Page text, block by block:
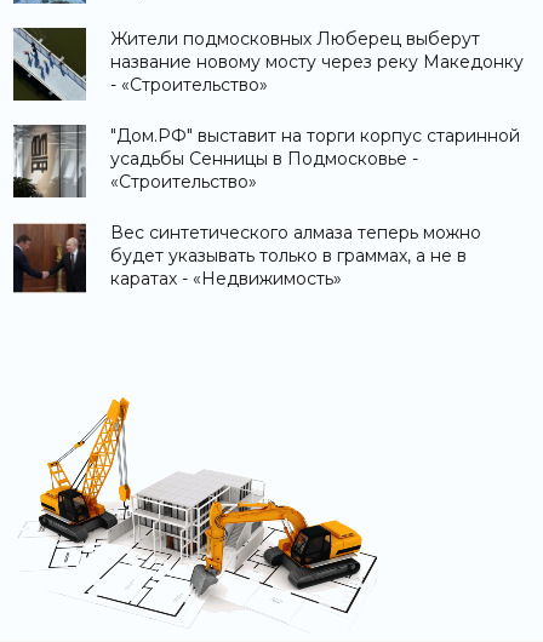
Жители подмосковных Люберец выберут
название новому мосту через реку Македонку
- «Строительство»
"Дом.РФ" выставит на торги корпус старинной
усадьбы Сенницы в Подмосковье -
«Строительство»
Вес синтетического алмаза теперь можно
будет указывать только в граммах, а не в
каратах - «Недвижимость»